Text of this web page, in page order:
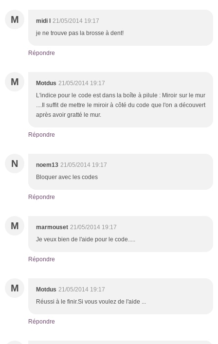
M midi l 21/05/2014 19:17
je ne trouve pas la brosse à dent!
Répondre
M Motdus 21/05/2014 19:17
L'indice pour le code est dans la boîte à pilule : Miroir sur le mur
....Il suffit de mettre le miroir à côté du code que l'on a découvert
après avoir gratté le mur.
Répondre
N noem13 21/05/2014 19:17
Bloquer avec les codes
Répondre
M marmouset 21/05/2014 19:17
Je veux bien de l'aide pour le code.....
Répondre
M Motdus 21/05/2014 19:17
Réussi à le finir.Si vous voulez de l'aide ...
Répondre